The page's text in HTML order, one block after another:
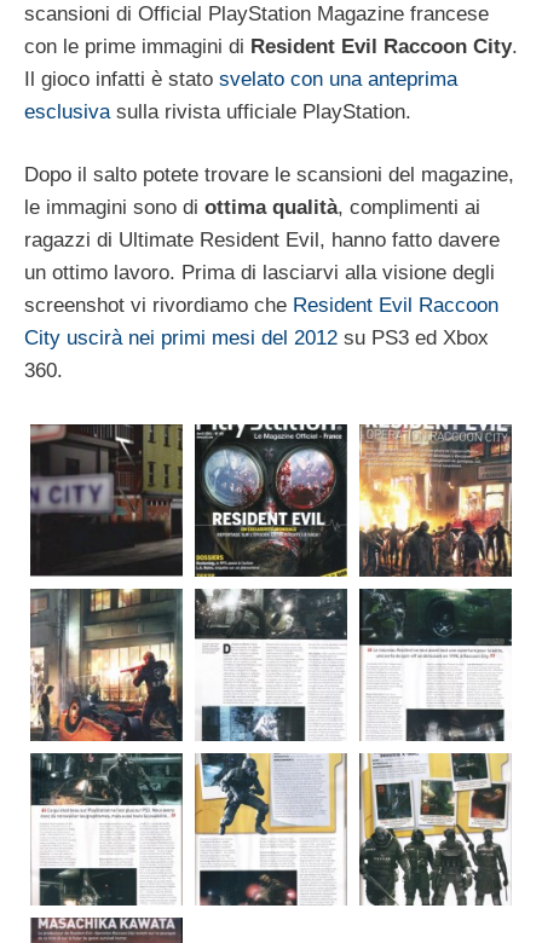
scansioni di Official PlayStation Magazine francese
con le prime immagini di Resident Evil Raccoon City.
Il gioco infatti è stato svelato con una anteprima
esclusiva sulla rivista ufficiale PlayStation.
Dopo il salto potete trovare le scansioni del magazine,
le immagini sono di ottima qualità, complimenti ai
ragazzi di Ultimate Resident Evil, hanno fatto davere
un ottimo lavoro. Prima di lasciarvi alla visione degli
screenshot vi rivordiamo che Resident Evil Raccoon
City uscirà nei primi mesi del 2012 su PS3 ed Xbox
360.